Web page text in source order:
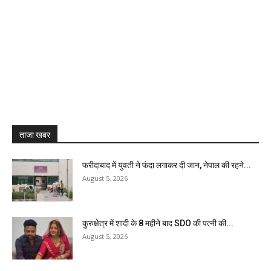
ताजा खबर
फरीदाबाद में युवती ने फंदा लगाकर दी जान, नेपाल की रहने...
August 5, 2026
कुरुक्षेत्र में शादी के 8 महीने बाद SDO की पत्नी की...
August 5, 2026